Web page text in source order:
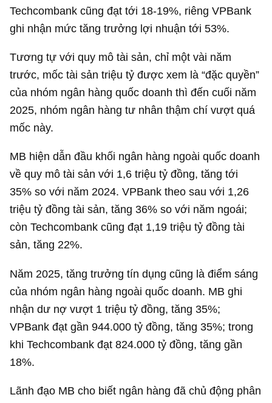
Techcombank cũng đạt tới 18-19%, riêng VPBank
ghi nhận mức tăng trưởng lợi nhuận tới 53%.
Tương tự với quy mô tài sản, chỉ một vài năm
trước, mốc tài sản triệu tỷ được xem là “đặc quyền”
của nhóm ngân hàng quốc doanh thì đến cuối năm
2025, nhóm ngân hàng tư nhân thậm chí vượt quá
mốc này.
MB hiện dẫn đầu khối ngân hàng ngoài quốc doanh
về quy mô tài sản với 1,6 triệu tỷ đồng, tăng tới
35% so với năm 2024. VPBank theo sau với 1,26
triệu tỷ đồng tài sản, tăng 36% so với năm ngoái;
còn Techcombank cũng đạt 1,19 triệu tỷ đồng tài
sản, tăng 22%.
Năm 2025, tăng trưởng tín dụng cũng là điểm sáng
của nhóm ngân hàng ngoài quốc doanh. MB ghi
nhận dư nợ vượt 1 triệu tỷ đồng, tăng 35%;
VPBank đạt gần944.000 tỷ đồng, tăng 35%; trong
khi Techcombank đạt824.000 tỷ đồng, tăng gần
18%.
Lãnh đạo MB cho biết ngân hàng đã chủ động phân